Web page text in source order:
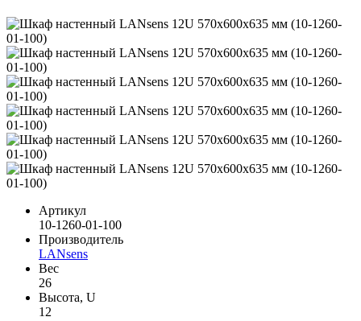
Артикул
10-1260-01-100
Производитель
LANsens
Вес
26
Высота, U
12